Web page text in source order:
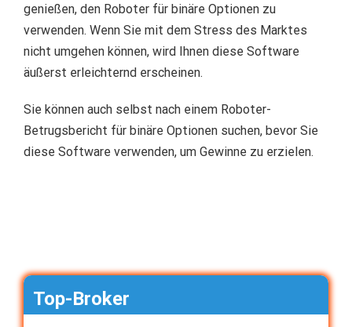
genießen, den Roboter für binäre Optionen zu
verwenden. Wenn Sie mit dem Stress des Marktes
nicht umgehen können, wird Ihnen diese Software
äußerst erleichternd erscheinen.
Sie können auch selbst nach einem Roboter-
Betrugsbericht für binäre Optionen suchen, bevor Sie
diese Software verwenden, um Gewinne zu erzielen.
Top-Broker